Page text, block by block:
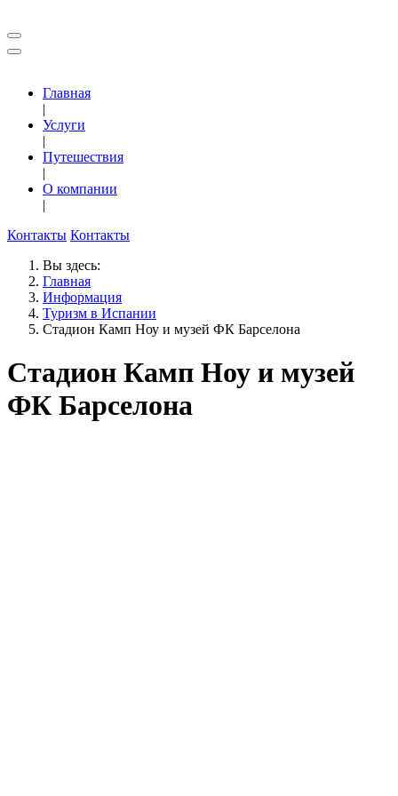
Главная
|
Услуги
|
Путешествия
|
О компании
|
Контакты Контакты
Вы здесь:
Главная
Информация
Туризм в Испании
Стадион Камп Ноу и музей ФК Барселона
Стадион Камп Ноу и музей
ФК Барселона